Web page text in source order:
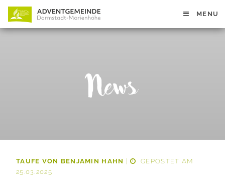
MENU
News
TAUFE VON BENJAMIN HAHN |
GEPOSTET AM
25.03.2025